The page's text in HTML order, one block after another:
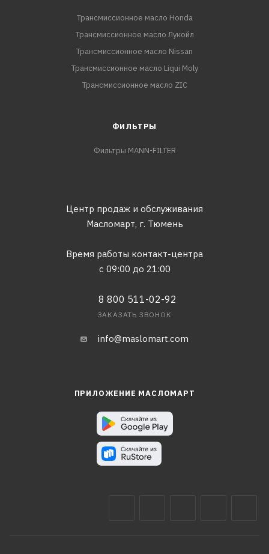
Трансмиссионное масло Honda
Трансмиссионное масло Лукойл
Трансмиссионное масло Nissan
Трансмиссионное масло Liqui Moly
Трансмиссионное масло ZIC
ФИЛЬТРЫ
Фильтры MANN-FILTER
Центр продаж и обслуживания
Масломарт, г. Тюмень
Время работы контакт-центра
с 09:00 до 21:00
8 800 511-02-92
ЗАКАЗАТЬ ЗВОНОК
info@maslomart.com
ПРИЛОЖЕНИЕ МАСЛОМАРТ